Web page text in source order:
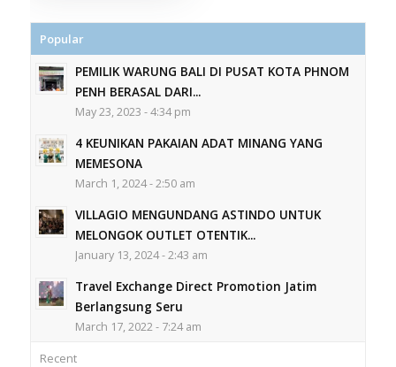
Popular
PEMILIK WARUNG BALI DI PUSAT KOTA PHNOM
PENH BERASAL DARI...
May 23, 2023 - 4:34 pm
4 KEUNIKAN PAKAIAN ADAT MINANG YANG
MEMESONA
March 1, 2024 - 2:50 am
VILLAGIO MENGUNDANG ASTINDO UNTUK
MELONGOK OUTLET OTENTIK...
January 13, 2024 - 2:43 am
Travel Exchange Direct Promotion Jatim
Berlangsung Seru
March 17, 2022 - 7:24 am
Recent